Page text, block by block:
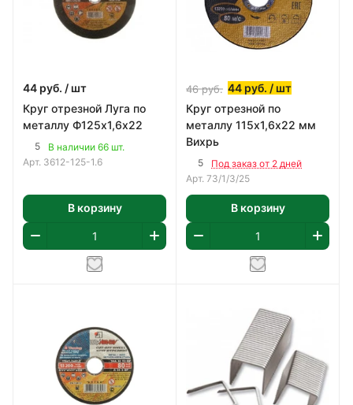
44 руб. / шт
Круг отрезной Луга по
металлу Ф125х1,6х22
5
В наличии 66 шт.
Арт. 3612-125-1.6
В корзину
46руб. 44 руб. / шт
Круг отрезной по
металлу 115х1,6х22 мм
Вихрь
5
Под заказ от 2 дней
Арт. 73/1/3/25
В корзину